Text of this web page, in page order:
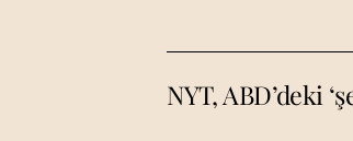
NYT, ABD’deki